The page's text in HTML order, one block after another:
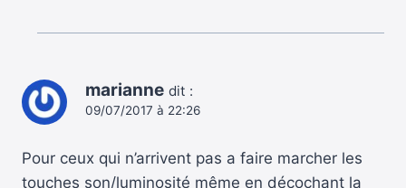
marianne dit :
09/07/2017 à 22:26
Pour ceux qui n’arrivent pas a faire marcher les
touches son/luminosité même en décochant la